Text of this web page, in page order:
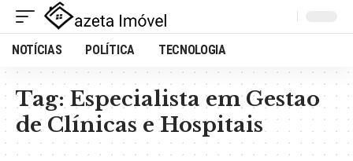
NOTÍCIAS POLÍTICA TECNOLOGIA
Tag:Especialista em Gestao
de Clínicas e Hospitais